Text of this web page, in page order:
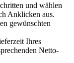
und wählen
Anklicken aus.
gewünschten
Ihres
Netto-